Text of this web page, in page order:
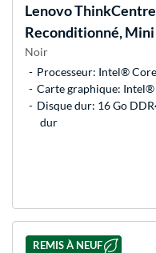
Lenovo
Reconditionné, Mini
Noir
Processeur: Intel®
Carte graphique:
Disque dur: 16 Go
dur
REMIS À NEUF